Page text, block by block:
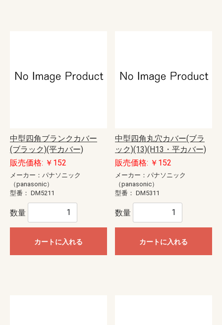
中型四角ブランクカバー
(ブラック)(平カバー)
販売価格: ￥152
メーカー：パナソニック
（panasonic）
型番： DM5211
数量
カートに入れる
中型四角丸穴カバー(ブラ
ック)(13)(H13・平カバー)
販売価格: ￥152
メーカー：パナソニック
（panasonic）
型番： DM5311
数量
カートに入れる